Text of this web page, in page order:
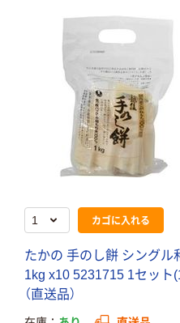
カゴに入れる
たかの 手のし餅 シングル
1kg x10 5231715 1セット
（直送品）